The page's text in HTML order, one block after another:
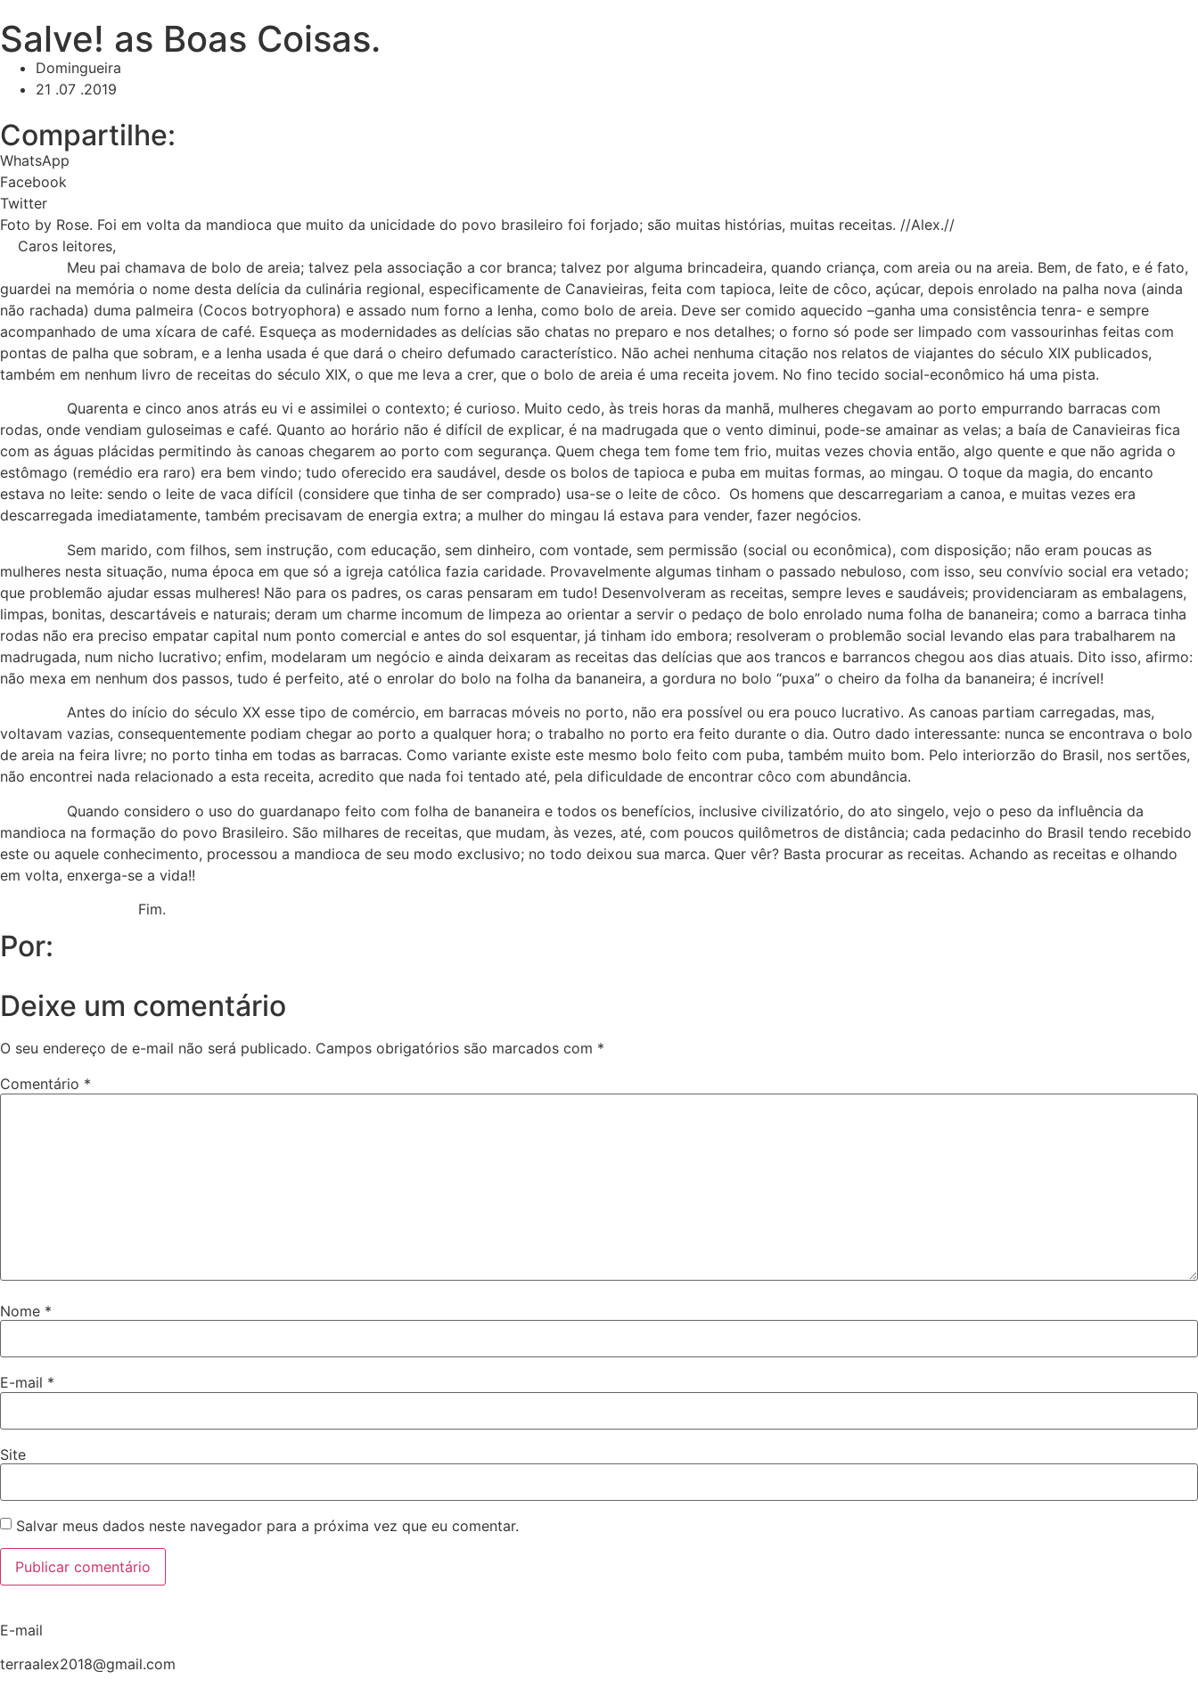
para
o
conteúdo
Salve! as Boas Coisas.
Domingueira
21 .07 .2019
Compartilhe:
WhatsApp
Facebook
Twitter
Foto by Rose. Foi em volta da mandioca que muito da unicidade do povo brasileiro foi forjado; são muitas histórias, muitas receitas. //Alex.//
Caros leitores,
Meu pai chamava de bolo de areia; talvez pela associação a cor branca; talvez por alguma brincadeira, quando criança, com areia ou na areia. Bem, de fato, e é fato,
guardei na memória o nome desta delícia da culinária regional, especificamente de Canavieiras, feita com tapioca, leite de côco, açúcar, depois enrolado na palha nova (ainda
não rachada) duma palmeira (Cocos botryophora) e assado num forno a lenha, como bolo de areia. Deve ser comido aquecido –ganha uma consistência tenra- e sempre
acompanhado de uma xícara de café. Esqueça as modernidades as delícias são chatas no preparo e nos detalhes; o forno só pode ser limpado com vassourinhas feitas com
pontas de palha que sobram, e a lenha usada é que dará o cheiro defumado característico. Não achei nenhuma citação nos relatos de viajantes do século XIX publicados,
também em nenhum livro de receitas do século XIX, o que me leva a crer, que o bolo de areia é uma receita jovem. No fino tecido social-econômico há uma pista.
Quarenta e cinco anos atrás eu vi e assimilei o contexto; é curioso. Muito cedo, às treis horas da manhã, mulheres chegavam ao porto empurrando barracas com
rodas, onde vendiam guloseimas e café. Quanto ao horário não é difícil de explicar, é na madrugada que o vento diminui, pode-se amainar as velas; a baía de Canavieiras fica
com as águas plácidas permitindo às canoas chegarem ao porto com segurança. Quem chega tem fome tem frio, muitas vezes chovia então, algo quente e que não agrida o
estômago (remédio era raro) era bem vindo; tudo oferecido era saudável, desde os bolos de tapioca e puba em muitas formas, ao mingau. O toque da magia, do encanto
estava no leite: sendo o leite de vaca difícil (considere que tinha de ser comprado) usa-se o leite de côco. Os homens que descarregariam a canoa, e muitas vezes era
descarregada imediatamente, também precisavam de energia extra; a mulher do mingau lá estava para vender, fazer negócios.
Sem marido, com filhos, sem instrução, com educação, sem dinheiro, com vontade, sem permissão (social ou econômica), com disposição; não eram poucas as
mulheres nesta situação, numa época em que só a igreja católica fazia caridade. Provavelmente algumas tinham o passado nebuloso, com isso, seu convívio social era vetado;
que problemão ajudar essas mulheres! Não para os padres, os caras pensaram em tudo! Desenvolveram as receitas, sempre leves e saudáveis; providenciaram as embalagens,
limpas, bonitas, descartáveis e naturais; deram um charme incomum de limpeza ao orientar a servir o pedaço de bolo enrolado numa folha de bananeira; como a barraca tinha
rodas não era preciso empatar capital num ponto comercial e antes do sol esquentar, já tinham ido embora; resolveram o problemão social levando elas para trabalharem na
madrugada, num nicho lucrativo; enfim, modelaram um negócio e ainda deixaram as receitas das delícias que aos trancos e barrancos chegou aos dias atuais. Dito isso, afirmo:
não mexa em nenhum dos passos, tudo é perfeito, até o enrolar do bolo na folha da bananeira, a gordura no bolo “puxa” o cheiro da folha da bananeira; é incrível!
Antes do início do século XX esse tipo de comércio, em barracas móveis no porto, não era possível ou era pouco lucrativo. As canoas partiam carregadas, mas,
voltavam vazias, consequentemente podiam chegar ao porto a qualquer hora; o trabalho no porto era feito durante o dia. Outro dado interessante: nunca se encontrava o bolo
de areia na feira livre; no porto tinha em todas as barracas. Como variante existe este mesmo bolo feito com puba, também muito bom. Pelo interiorzão do Brasil, nos sertões,
não encontrei nada relacionado a esta receita, acredito que nada foi tentado até, pela dificuldade de encontrar côco com abundância.
Quando considero o uso do guardanapo feito com folha de bananeira e todos os benefícios, inclusive civilizatório, do ato singelo, vejo o peso da influência da
mandioca na formação do povo Brasileiro. São milhares de receitas, que mudam, às vezes, até, com poucos quilômetros de distância; cada pedacinho do Brasil tendo recebido
este ou aquele conhecimento, processou a mandioca de seu modo exclusivo; no todo deixou sua marca. Quer vêr? Basta procurar as receitas. Achando as receitas e olhando
em volta, enxerga-se a vida!!
Fim.
Por:
Deixe um comentário
O seu endereço de e-mail não será publicado. Campos obrigatórios são marcados com *
Comentário *
Nome *
E-mail *
Site
Salvar meus dados neste navegador para a próxima vez que eu comentar.
E-mail
terraalex2018@gmail.com